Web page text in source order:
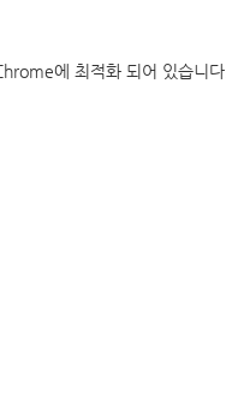
에 최적화 되어 있습니다.